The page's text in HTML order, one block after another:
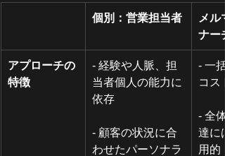
個別：営業担当者
メル
ナー
アプローチの
特徴
- 経験や人脈、担
当者個人の能力に
依存
- 顧客の状況に合
わせたパーソナラ
- 一
コス
- 全
達に
用的